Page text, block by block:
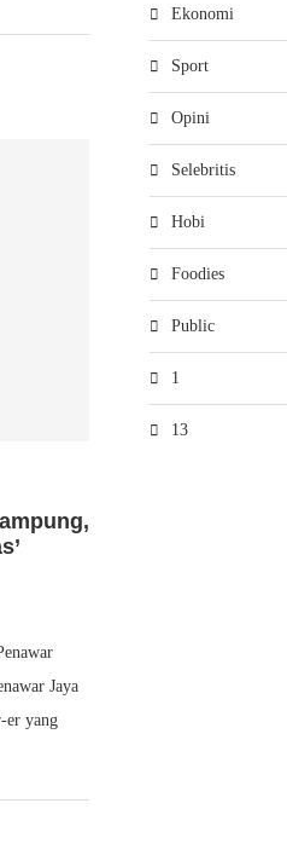
Jaya
er yang
Ekonomi
Sport
Opini
Selebritis
Hobi
Foodies
Public
1
13